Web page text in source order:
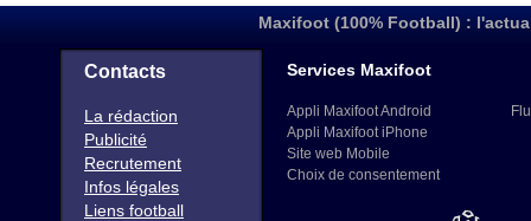
Maxifoot (100% Football) :
Contacts
La rédaction
Publicité
Recrutement
Infos légales
Liens football
Services Maxifoot
Appli Maxifoot Android
Appli Maxifoot iPhone
Site web Mobile
Choix de consentement